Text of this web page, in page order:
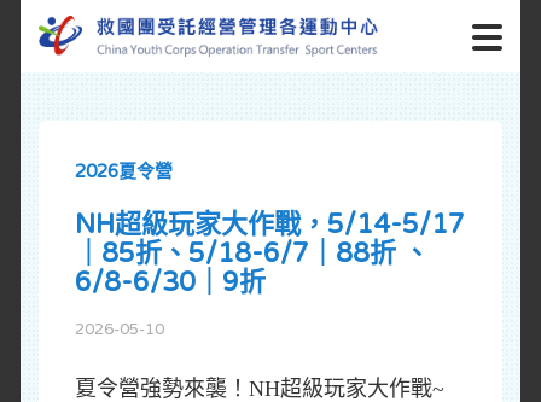
2026夏令營
NH超級玩家大作戰，5/14-5/17
｜85折、5/18-6/7｜88折 、
6/8-6/30｜9折
2026-05-10
夏令營強勢來襲！NH超級玩家大作戰~